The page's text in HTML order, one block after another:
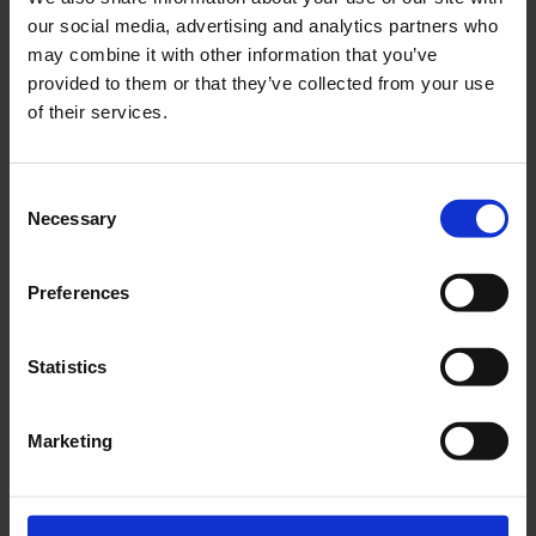
our social media, advertising and analytics partners who
may combine it with other information that you’ve
provided to them or that they’ve collected from your use
of their services.
Necessary
Preferences
Statistics
Marketing
1 par.
12-54-101
349
12-53-301
295
Lägg